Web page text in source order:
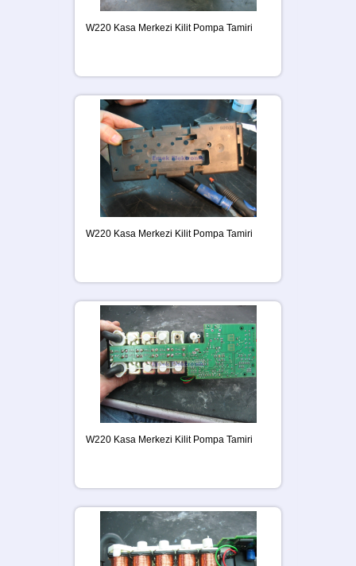
W220 Kasa Merkezi Kilit Pompa Tamiri
W220 Kasa Merkezi Kilit Pompa Tamiri
W220 Kasa Merkezi Kilit Pompa Tamiri